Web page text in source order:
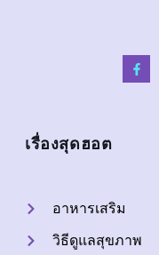
เรื่องสุดฮอต
อาหารเสริม
วิธีดูแลสุขภาพ